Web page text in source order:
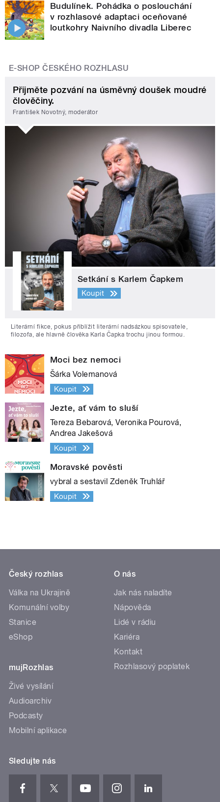
Budulínek. Pohádka o poslouchání
v rozhlasové adaptaci oceňované
loutkohry Naivního divadla Liberec
E-SHOP ČESKÉHO ROZHLASU
Přijměte pozvání na úsměvný doušek moudré
člověčiny.
František Novotný, moderátor
Setkání s Karlem Čapkem
Koupit
Literární fikce, pokus přiblížit literární nadsázkou spisovatele,
filozofa, ale hlavně člověka Karla Čapka trochu jinou formou.
Moci bez nemoci
Šárka Volemanová
Koupit
Jezte, ať vám to sluší
Tereza Bebarová, Veronika Pourová,
Andrea Jakešová
Koupit
Moravské pověsti
vybral a sestavil Zdeněk Truhlář
Koupit
Český rozhlas
Válka na Ukrajině
Komunální volby
Stanice
eShop
mujRozhlas
Živé vysílání
Audioarchiv
Podcasty
Mobilní aplikace
O nás
Jak nás naladíte
Nápověda
Lidé v rádiu
Kariéra
Kontakt
Rozhlasový poplatek
Sledujte nás